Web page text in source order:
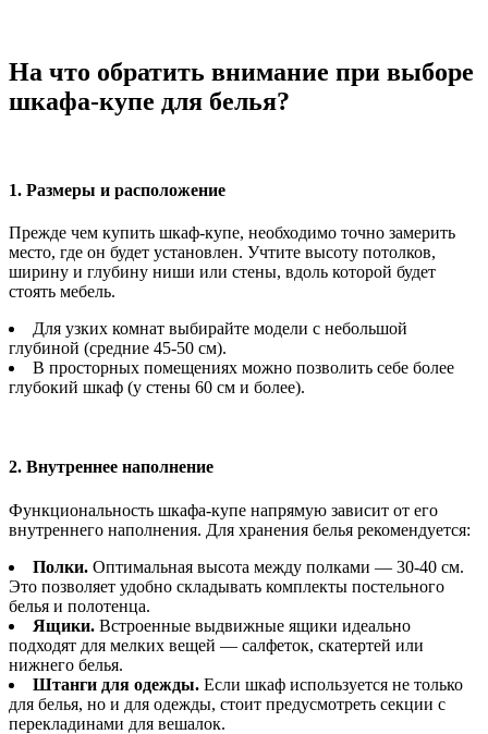
На что обратить внимание при выборе
шкафа-купе для белья?
1. Размеры и расположение
Прежде чем купить шкаф-купе, необходимо точно замерить
место, где он будет установлен. Учтите высоту потолков,
ширину и глубину ниши или стены, вдоль которой будет
стоять мебель.
Для узких комнат выбирайте модели с небольшой
глубиной (средние 45-50 см).
В просторных помещениях можно позволить себе более
глубокий шкаф (у стены 60 см и более).
2. Внутреннее наполнение
Функциональность шкафа-купе напрямую зависит от его
внутреннего наполнения. Для хранения белья рекомендуется:
Полки. Оптимальная высота между полками — 30-40 см.
Это позволяет удобно складывать комплекты постельного
белья и полотенца.
Ящики. Встроенные выдвижные ящики идеально
подходят для мелких вещей — салфеток, скатертей или
нижнего белья.
Штанги для одежды. Если шкаф используется не только
для белья, но и для одежды, стоит предусмотреть секции с
перекладинами для вешалок.